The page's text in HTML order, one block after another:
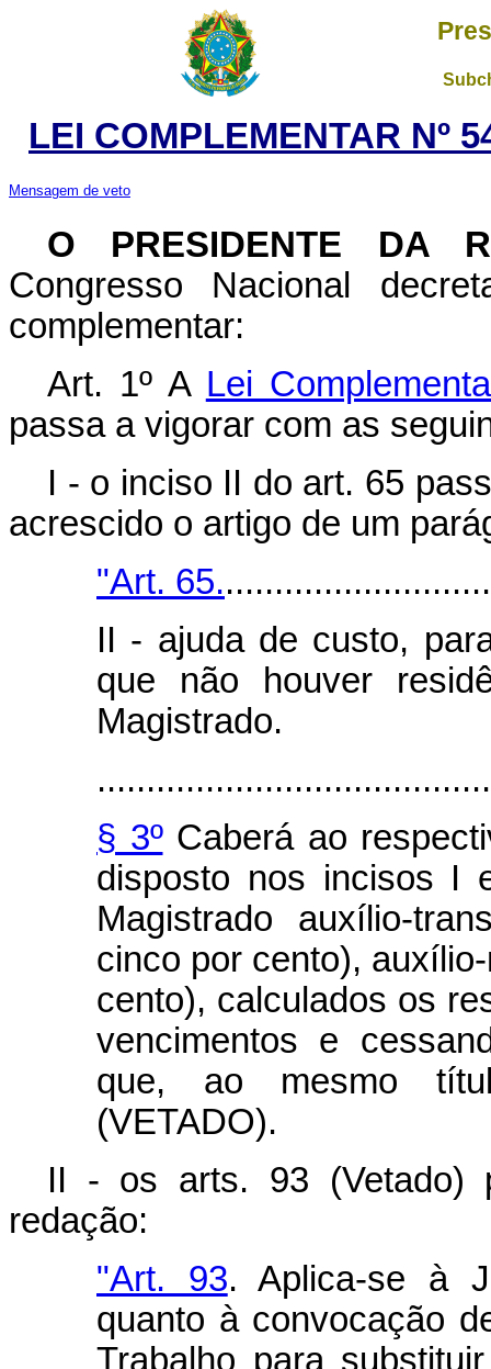
LEI COMPLEMENTAR Nº
Mensagem de veto
O PRESIDENTE DA
Congresso Nacional
complementar:
Art. 1º A Lei
passa a vigorar com as
I - o inciso II do art. 65
acrescido o artigo de um
"Art. 65.
II - ajuda de custo,
que não houver
Magistrado.
§ 3ºCaberá ao
disposto nos incisos I
Magistrado auxílio-
cinco por cento),
cento), calculados os
vencimentos e
que, ao mesmo
(VETADO).
II - os arts. 93 (Vetado)
redação:
"Art. 93. Aplica-se à
quanto à convocação
Trabalho para